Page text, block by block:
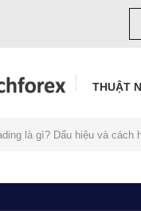
THUẬT
là gì? Dấu hiệu và cách